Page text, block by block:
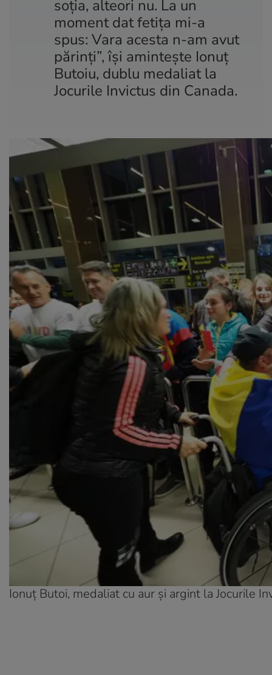
soția, alteori nu. La un
moment dat fetița mi-a
spus: Vara acesta n-am avut
părinți”, își amintește Ionuț
Butoiu, dublu medaliat la
Jocurile Invictus din Canada.
Ionuț Butoi, medaliat cu aur și argint la Jocurile